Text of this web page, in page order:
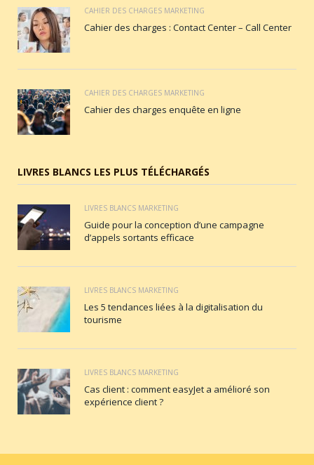
CAHIER DES CHARGES MARKETING
Cahier des charges : Contact Center – Call Center
CAHIER DES CHARGES MARKETING
Cahier des charges enquête en ligne
LIVRES BLANCS LES PLUS TÉLÉCHARGÉS
LIVRES BLANCS MARKETING
Guide pour la conception d’une campagne
d’appels sortants efficace
LIVRES BLANCS MARKETING
Les 5 tendances liées à la digitalisation du
tourisme
LIVRES BLANCS MARKETING
Cas client : comment easyJet a amélioré son
expérience client ?